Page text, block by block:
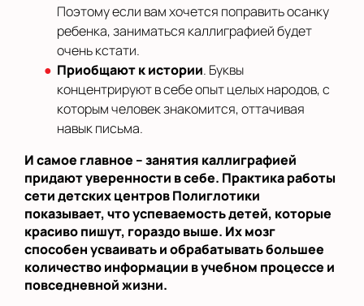
Поэтому если вам хочется поправить осанку
ребенка, заниматься каллиграфией будет
очень кстати.
Приобщают к истории. Буквы
концентрируют в себе опыт целых народов, с
которым человек знакомится, оттачивая
навык письма.
И самое главное – занятия каллиграфией
придают уверенности в себе. Практика работы
сети детских центров Полиглотики
показывает, что успеваемость детей, которые
красиво пишут, гораздо выше. Их мозг
способен усваивать и обрабатывать большее
количество информации в учебном процессе и
повседневной жизни.